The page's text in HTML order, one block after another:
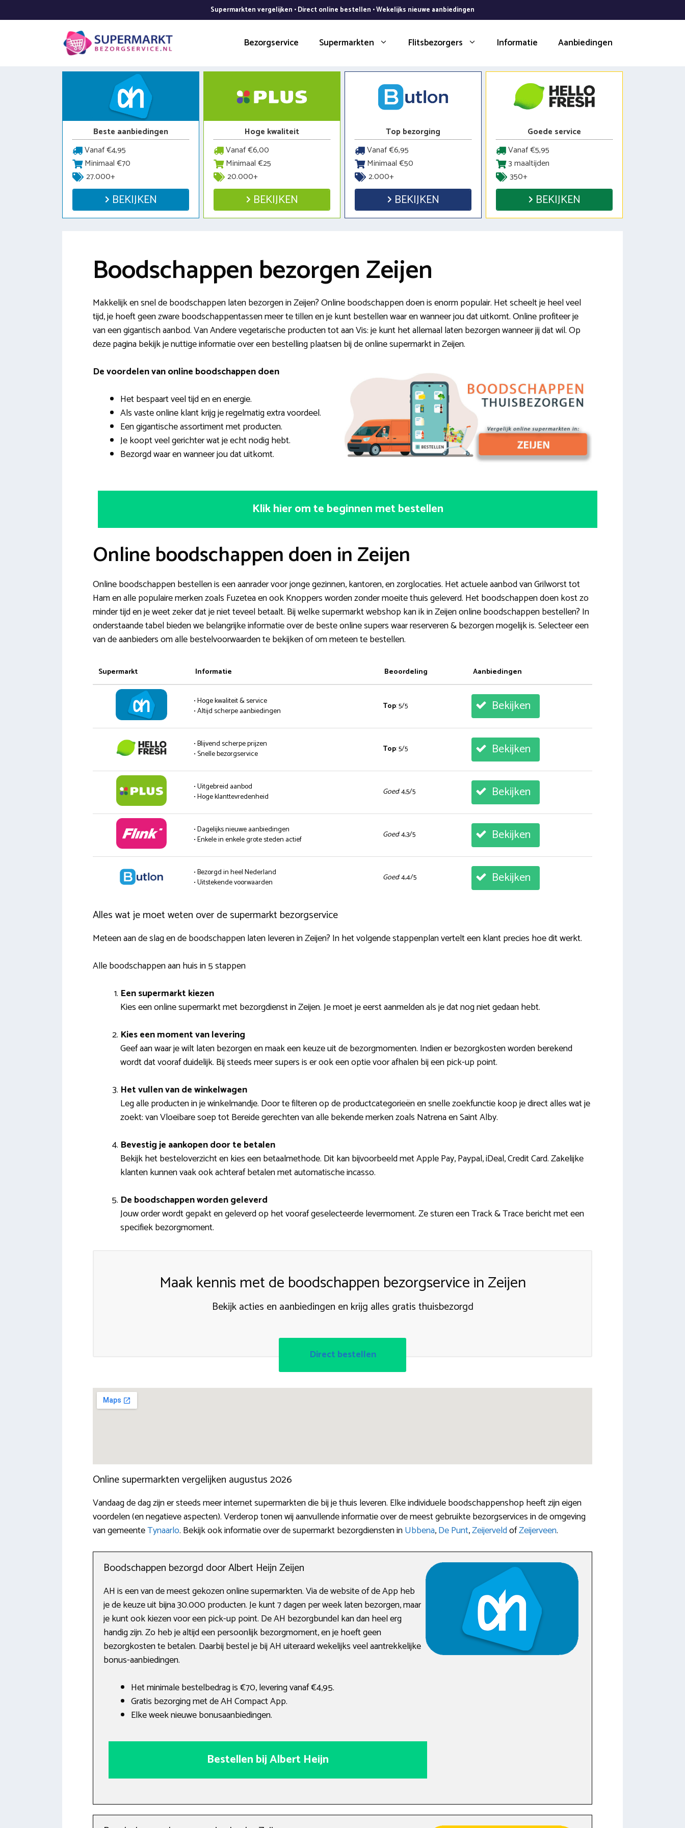
naar
Supermarkten vergelijken • Direct online bestellen • Wekelijks nieuwe aanbiedingen
Bezorgservice Supermarkten Flitsbezorgers Informatie Aanbiedingen
Beste aanbiedingen
Vanaf €4,95
Minimaal €70
27.000+
BEKIJKEN
Hoge kwaliteit
Vanaf €6,00
Minimaal €25
20.000+
BEKIJKEN
Top bezorging
Vanaf €6,95
Minimaal €50
2.000+
BEKIJKEN
Goede service
Vanaf €5,95
3 maaltijden
350+
BEKIJKEN
Boodschappen bezorgen Zeijen
Makkelijk en snel de boodschappen laten bezorgen in Zeijen? Online boodschappen doen is enorm populair. Het scheelt je heel veel
tijd, je hoeft geen zware boodschappentassen meer te tillen en je kunt bestellen waar en wanneer jou dat uitkomt. Online profiteer je
van een gigantisch aanbod. Van Andere vegetarische producten tot aan Vis: je kunt het allemaal laten bezorgen wanneer jij dat wil. Op
deze pagina bekijk je nuttige informatie over een bestelling plaatsen bij de online supermarkt in Zeijen.
De voordelen van online boodschappen doen
Het bespaart veel tijd en en energie.
Als vaste online klant krijg je regelmatig extra voordeel.
Een gigantische assortiment met producten.
Je koopt veel gerichter wat je echt nodig hebt.
Bezorgd waar en wanneer jou dat uitkomt.
Klik hier om te beginnen met bestellen
Online boodschappen doen in Zeijen
Online boodschappen bestellen is een aanrader voor jonge gezinnen, kantoren, en zorglocaties. Het actuele aanbod van Grilworst tot
Ham en alle populaire merken zoals Fuzetea en ook Knoppers worden zonder moeite thuis geleverd. Het boodschappen doen kost zo
minder tijd en je weet zeker dat je niet teveel betaalt. Bij welke supermarkt webshop kan ik in Zeijen online boodschappen bestellen? In
onderstaande tabel bieden we belangrijke informatie over de beste online supers waar reserveren & bezorgen mogelijk is. Selecteer een
van de aanbieders om alle bestelvoorwaarden te bekijken of om meteen te bestellen.
Supermarkt Informatie Beoordeling Aanbiedingen
• Hoge kwaliteit & service
• Altijd scherpe aanbiedingen
Top: 5/5 Bekijken
• Blijvend scherpe prijzen
• Snelle bezorgservice
Top: 5/5 Bekijken
• Uitgebreid aanbod
• Hoge klanttevredenheid
Goed: 4,5/5 Bekijken
• Dagelijks nieuwe aanbiedingen
• Enkele in enkele grote steden actief
Goed: 4,3/5 Bekijken
• Bezorgd in heel Nederland
• Uitstekende voorwaarden
Goed: 4,4/5 Bekijken
Alles wat je moet weten over de supermarkt bezorgservice
Meteen aan de slag en de boodschappen laten leveren in Zeijen? In het volgende stappenplan vertelt een klant precies hoe dit werkt.
Alle boodschappen aan huis in 5 stappen
Een supermarkt kiezen
Kies een online supermarkt met bezorgdienst in Zeijen. Je moet je eerst aanmelden als je dat nog niet gedaan hebt.
Kies een moment van levering
Geef aan waar je wilt laten bezorgen en maak een keuze uit de bezorgmomenten. Indien er bezorgkosten worden berekend
wordt dat vooraf duidelijk. Bij steeds meer supers is er ook een optie voor afhalen bij een pick-up point.
Het vullen van de winkelwagen
Leg alle producten in je winkelmandje. Door te filteren op de productcategorieën en snelle zoekfunctie koop je direct alles wat je
zoekt: van Vloeibare soep tot Bereide gerechten van alle bekende merken zoals Natrena en Saint Alby.
Bevestig je aankopen door te betalen
Bekijk het besteloverzicht en kies een betaalmethode. Dit kan bijvoorbeeld met Apple Pay, Paypal, iDeal, Credit Card. Zakelijke
klanten kunnen vaak ook achteraf betalen met automatische incasso.
De boodschappen worden geleverd
Jouw order wordt gepakt en geleverd op het vooraf geselecteerde levermoment. Ze sturen een Track & Trace bericht met een
specifiek bezorgmoment.
Maak kennis met de boodschappen bezorgservice in Zeijen
Bekijk acties en aanbiedingen en krijg alles gratis thuisbezorgd
Direct bestellen
Online supermarkten vergelijken augustus 2026
Vandaag de dag zijn er steeds meer internet supermarkten die bij je thuis leveren. Elke individuele boodschappenshop heeft zijn eigen
voordelen (en negatieve aspecten). Verderop tonen wij aanvullende informatie over de meest gebruikte bezorgservices in de omgeving
van gemeenteTynaarlo. Bekijk ook informatie over de supermarkt bezorgdiensten inUbbena,De Punt,ZeijerveldofZeijerveen.
Boodschappen bezorgd door Albert Heijn Zeijen
AH is een van de meest gekozen online supermarkten. Via de website of de App heb
je de keuze uit bijna 30.000 producten. Je kunt 7 dagen per week laten bezorgen, maar
je kunt ook kiezen voor een pick-up point. De AH bezorgbundel kan dan heel erg
handig zijn. Zo heb je altijd een persoonlijk bezorgmoment, en je hoeft geen
bezorgkosten te betalen. Daarbij bestel je bij AH uiteraard wekelijks veel aantrekkelijke
bonus-aanbiedingen.
Het minimale bestelbedrag is €70, levering vanaf €4,95.
Gratis bezorging met de AH Compact App.
Elke week nieuwe bonusaanbiedingen.
Bestellen bij Albert Heijn